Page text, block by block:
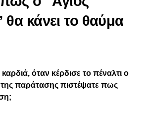
κάνει το θαύμα
όταν κέρδισε το πέναλτι ο
παράτασης πιστέψατε πως